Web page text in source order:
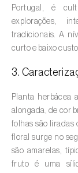
Ananás /
Anona (
Áreas não
(
Artemisia,
Melissa,
Arroz (
Portugal, é
explorações,
tradicionais. A
curto e baixo
3.
Planta herbácea
alongada, de cor
folhas são liradas
floral surge no
são amarelas,
fruto é uma